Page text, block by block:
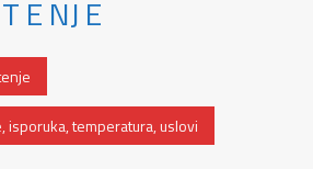
E NJ E
,isporuka,temperatura,uslovi